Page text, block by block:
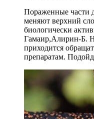
Пораженные части
меняют верхний
биологически
Гамаир,Алирин-Б.
приходится
препаратам.